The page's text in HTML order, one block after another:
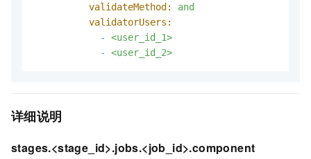
validateMethod:
and
validatorUsers:
-
<user_id_1>
-
<user_id_2>
详细说明
stages.<stage_id>.jobs.<job_id>.component